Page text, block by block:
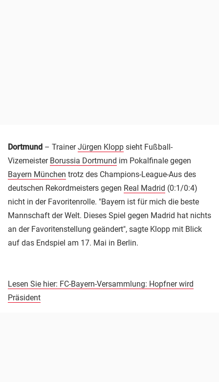
Dortmund – TrainerJürgen Klopp sieht Fußball-
Vizemeister Borussia Dortmund im Pokalfinale gegen
Bayern München trotz des Champions-League-Aus des
deutschen Rekordmeisters gegen Real Madrid (0:1/0:4)
nicht in der Favoritenrolle. "Bayern ist für mich die beste
Mannschaft der Welt. Dieses Spiel gegen Madrid hat nichts
an der Favoritenstellung geändert", sagte Klopp mit Blick
auf das Endspiel am 17. Mai in Berlin.
Lesen Sie hier: FC-Bayern-Versammlung: Hopfner wird
Präsident